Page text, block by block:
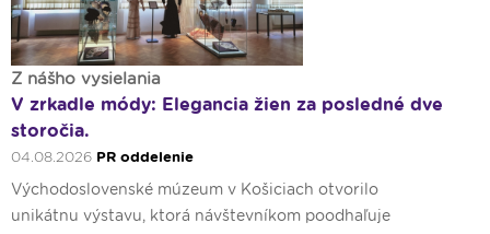
Z nášho vysielania
V zrkadle módy: Elegancia žien za posledné dve
storočia.
04.08.2026 PR oddelenie
Východoslovenské múzeum v Košiciach otvorilo
unikátnu výstavu, ktorá návštevníkom poodhaľuje